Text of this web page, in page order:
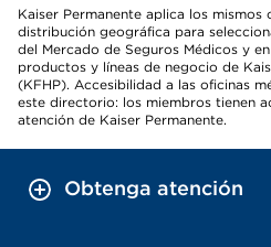
Kaiser Permanente aplica los mismos
distribución geográfica para
del Mercado de Seguros Médicos y
productos y líneas de negocio de
(KFHP). Accesibilidad a las oficinas
este directorio: los miembros tienen
atención de Kaiser Permanente.
Obtenga atención